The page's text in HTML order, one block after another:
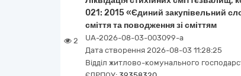
2
021: 2015 «Єдиний закупівельний
сміття та поводження зі сміттям
UA-2026-08-03-003099-a
Дата створення 2026-08-03 11:28:25
Відділ житлово-комунального